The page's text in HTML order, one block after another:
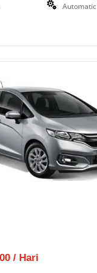
Automatic
/ Hari